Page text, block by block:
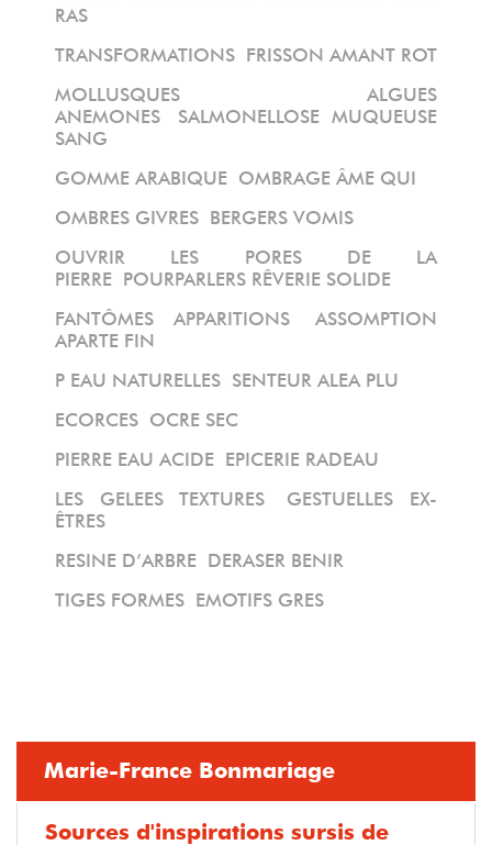
RAS
TRANSFORMATIONS FRISSON AMANT ROT
MOLLUSQUES ALGUES
ANEMONES SALMONELLOSE MUQUEUSE
SANG
GOMME ARABIQUE OMBRAGE ÂME QUI
OMBRES GIVRES BERGERS VOMIS
OUVRIR LES PORES DE LA
PIERRE POURPARLERS RÊVERIE SOLIDE
FANTÔMES APPARITIONS ASSOMPTION
APARTE FIN
P EAU NATURELLES SENTEUR ALEA PLU
ECORCES OCRE SEC
PIERRE EAU ACIDE EPICERIE RADEAU
LES GELEES TEXTURES GESTUELLES EX-
ÊTRES
RESINE D’ARBRE DERASER BENIR
TIGES FORMES EMOTIFS GRES
Marie-France Bonmariage
Sources d'inspirations sursis de